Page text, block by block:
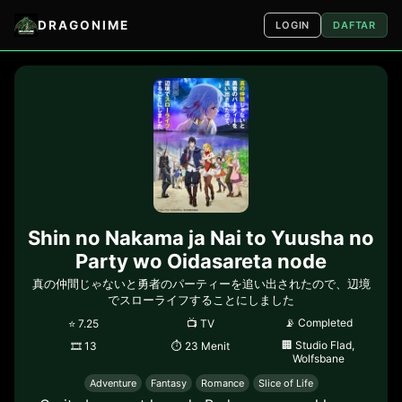
DRAGONIME LOGIN DAFTAR
Shin no Nakama ja Nai to Yuusha no
Party wo Oidasareta node
真の仲間じゃないと勇者のパーティーを追い出されたので、辺境
でスローライフすることにしました
⭐7.25 📺TV 📡 Completed
🎞 13 ⏱ 23 Menit 🏢Studio Flad,
Wolfsbane
Adventure Fantasy Romance Slice of Life